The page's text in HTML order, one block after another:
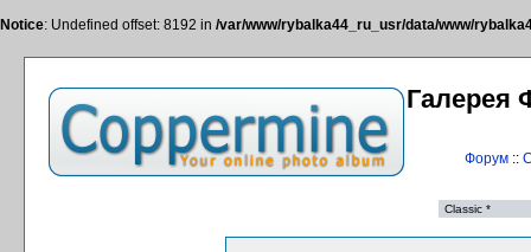
Notice: Undefined offset: 8192 in /var/www/rybalka44_ru_usr/data/www/
Галерея
Форум::